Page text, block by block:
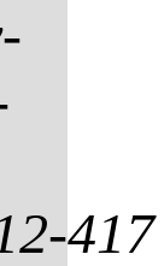
417